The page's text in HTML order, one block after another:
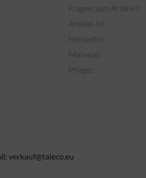
verkauf@taleco.eu